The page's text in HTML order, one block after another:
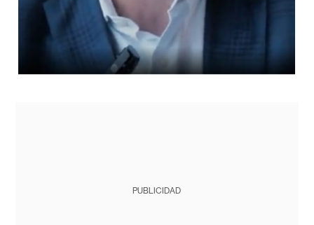
PUBLICIDAD